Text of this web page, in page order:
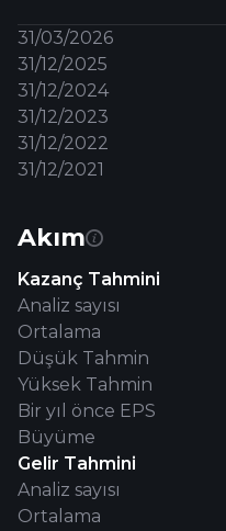
31/03/2026
31/12/2025
31/12/2024
31/12/2023
31/12/2022
31/12/2021
Akım
Kazanç Tahmini
Analiz sayısı
Ortalama
Düşük Tahmin
Yüksek Tahmin
Bir yıl önce EPS
Büyüme
Gelir Tahmini
Analiz sayısı
Ortalama